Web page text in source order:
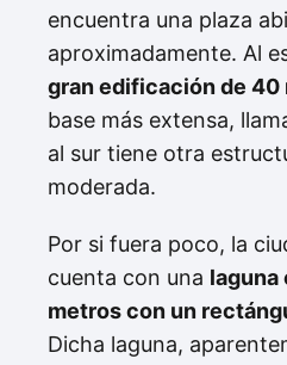
encuentra una plaza
aproximadamente. Al
gran edificación de 40
base más extensa,
al sur tiene otra
moderada.
Por si fuera poco, la
cuenta con una laguna
metros con un
Dicha laguna,